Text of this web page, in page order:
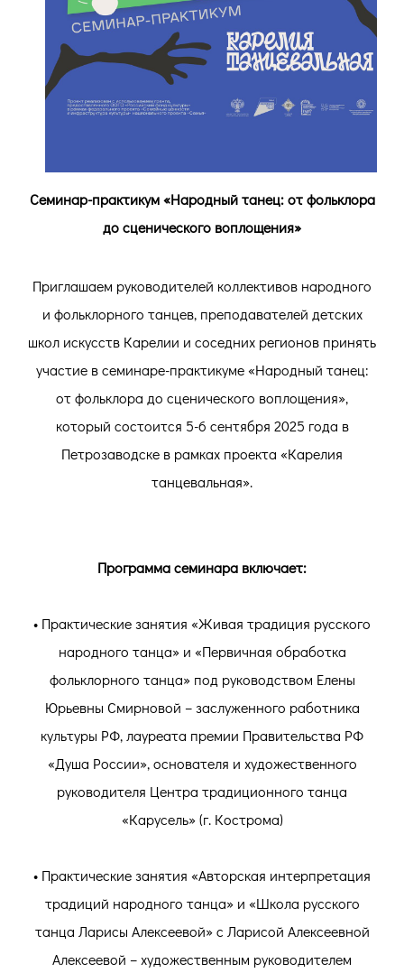
Семинар-практикум «Народный танец: от фольклора
до сценического воплощения»
Приглашаем руководителей коллективов народного
и фольклорного танцев, преподавателей детских
школ искусств Карелии и соседних регионов принять
участие в семинаре-практикуме «Народный танец:
от фольклора до сценического воплощения»,
который состоится 5-6 сентября 2025 года в
Петрозаводске в рамках проекта «Карелия
танцевальная».
Программа семинара включает:
• Практические занятия «Живая традиция русского
народного танца» и «Первичная обработка
фольклорного танца» под руководством Елены
Юрьевны Смирновой – заслуженного работника
культуры РФ, лауреата премии Правительства РФ
«Душа России», основателя и художественного
руководителя Центра традиционного танца
«Карусель» (г. Кострома)
• Практические занятия «Авторская интерпретация
традиций народного танца» и «Школа русского
танца Ларисы Алексеевой» с Ларисой Алексеевной
Алексеевой – художественным руководителем